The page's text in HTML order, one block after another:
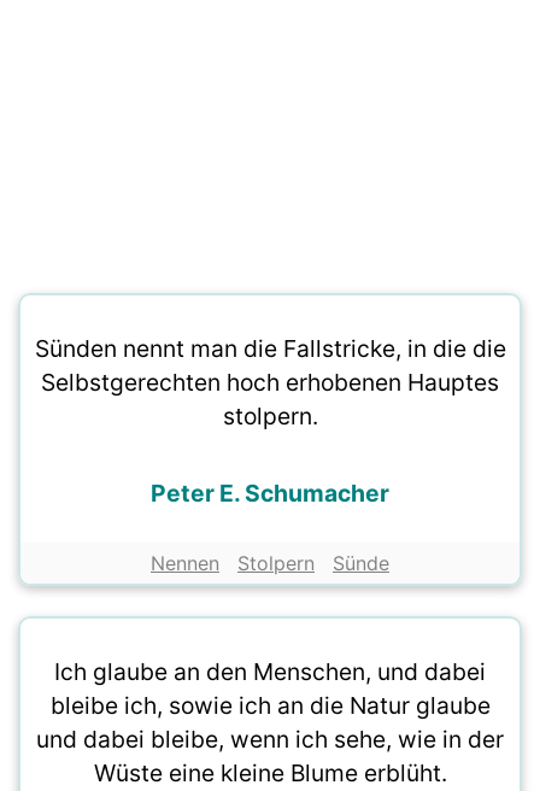
Sünden nennt man die Fallstricke, in die die
Selbstgerechten hoch erhobenen Hauptes
stolpern.
Peter E. Schumacher
Nennen Stolpern Sünde
Ich glaube an den Menschen, und dabei
bleibe ich, sowie ich an die Natur glaube
und dabei bleibe, wenn ich sehe, wie in der
Wüste eine kleine Blume erblüht.